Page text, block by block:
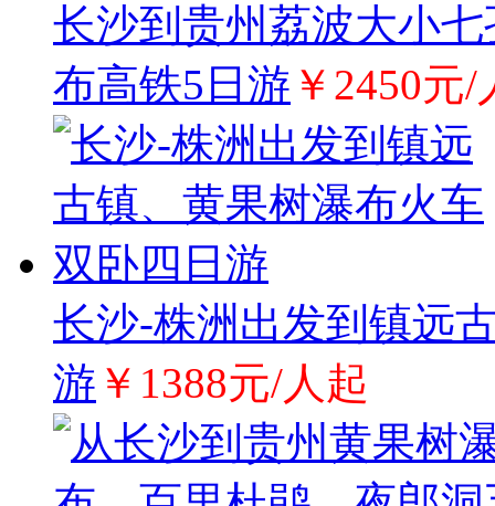
长沙到贵州荔波大小
布高铁5日游 ￥2450元/
长沙-株洲出发到镇远
游 ￥1388元/人起